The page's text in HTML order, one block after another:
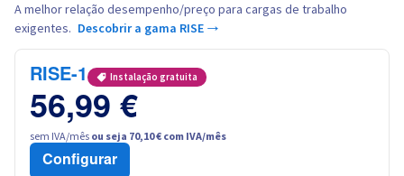
A melhor relação desempenho/preço para cargas de trabalho
exigentes. Descobrir a gama RISE →
RISE-1 Instalação gratuita
56,99 €
sem IVA/mês ou seja 70,10 € com IVA/mês
Configurar